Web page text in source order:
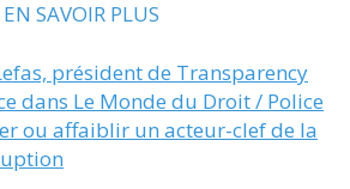
EN SAVOIR PLUS
président de Transparency
dans Le Monde du Droit / Police
ou affaiblir un acteur-clef de la